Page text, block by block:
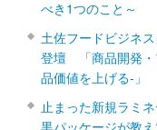
べき1つのこと～
土佐フードビジネ
登壇 「商品開発・
品価値を上げる‐」
止まった新規ラミ